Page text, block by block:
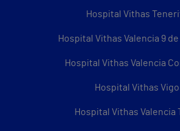
Hospital Vithas
Hospital Vithas Valencia 9
Hospital Vithas Valencia
Hospital Vithas Vigo
Hospital Vithas Valencia